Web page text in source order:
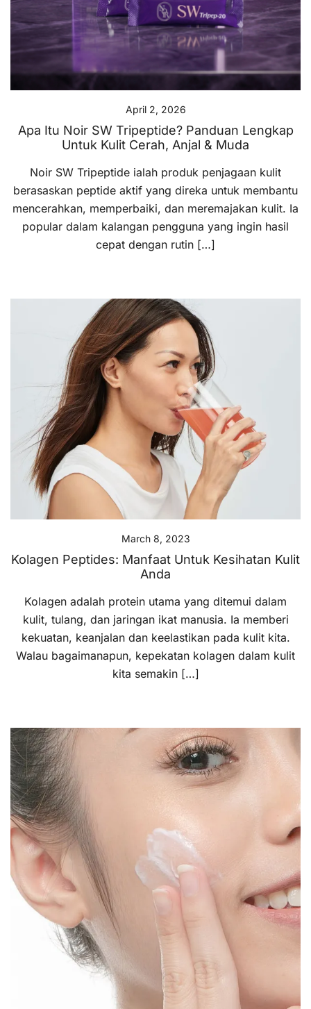
April 2, 2026
Apa Itu Noir SW Tripeptide? Panduan Lengkap
Untuk Kulit Cerah, Anjal & Muda
Noir SW Tripeptide ialah produk penjagaan kulit
berasaskan peptide aktif yang direka untuk membantu
mencerahkan, memperbaiki, dan meremajakan kulit. Ia
popular dalam kalangan pengguna yang ingin hasil
cepat dengan rutin […]
March 8, 2023
Kolagen Peptides: Manfaat Untuk Kesihatan Kulit
Anda
Kolagen adalah protein utama yang ditemui dalam
kulit, tulang, dan jaringan ikat manusia. Ia memberi
kekuatan, keanjalan dan keelastikan pada kulit kita.
Walau bagaimanapun, kepekatan kolagen dalam kulit
kita semakin […]